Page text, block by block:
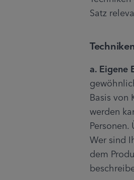
Satz
a. Eigene
Basis von
werden
Wer sind
dem